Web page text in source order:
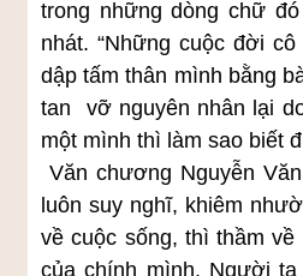
trong những dòng chữ
nhát. “Những cuộc đời
dập tấm thân mình bằng
tan vỡ nguyên nhân lại
một mình thì làm sao biết
Văn chương Nguyễn
luôn suy nghĩ, khiêm
về cuộc sống, thì thầm
của chính mình. Người